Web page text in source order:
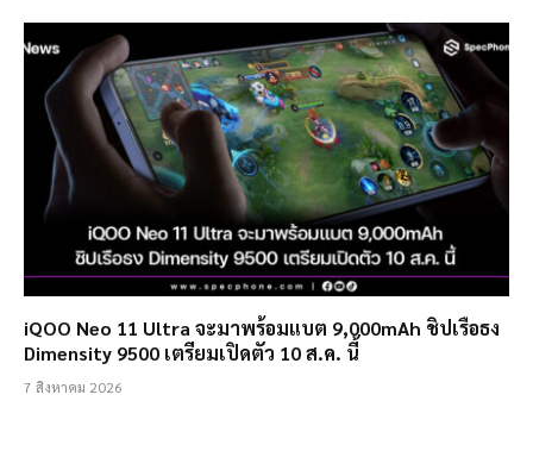
iQOO Neo 11 Ultra จะมาพร้อมแบต 9,000mAh ชิปเรือธง
Dimensity 9500 เตรียมเปิดตัว 10 ส.ค. นี้
7 สิงหาคม 2026